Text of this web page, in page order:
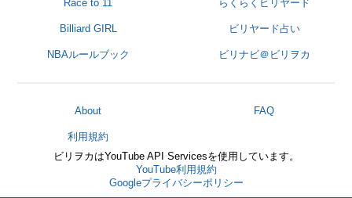
Race to 11 らくらくビリヤード
Billiard GIRL ビリヤード占い
NBAルールブック ビリナビ＠ビリヲカ
About FAQ
利用規約
ビリヲカはYouTube API Servicesを使用しています。
YouTube利用規約
Googleプライバシーポリシー